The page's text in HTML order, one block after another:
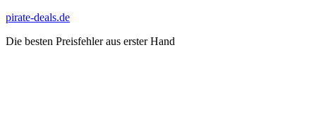
Zum
springen
pirate-deals.de
Die besten Preisfehler aus erster Hand